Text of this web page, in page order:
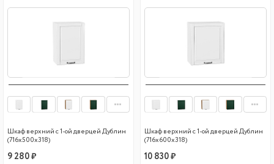
Шкаф верхний с 1-ой дверцей Дублин
(716х500х318)
9 280 ₽
Шкаф верхний с 1-ой дверцей Дублин
(716х600х318)
10 830 ₽